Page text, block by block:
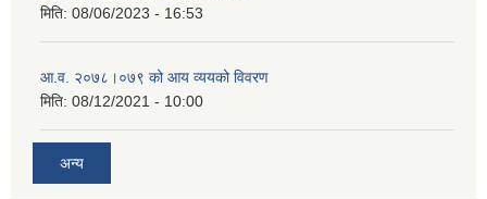
मिति: 08/06/2023 - 16:53
आ.व. २०७८।०७९ को आय व्ययको विवरण
मिति: 08/12/2021 - 10:00
अन्य